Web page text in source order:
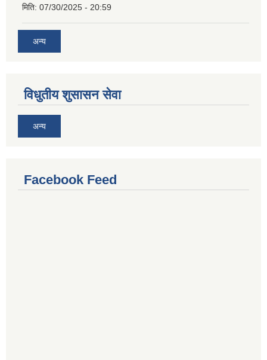
मिति: 07/30/2025 - 20:59
अन्य
विधुतीय शुसासन सेवा
अन्य
Facebook Feed